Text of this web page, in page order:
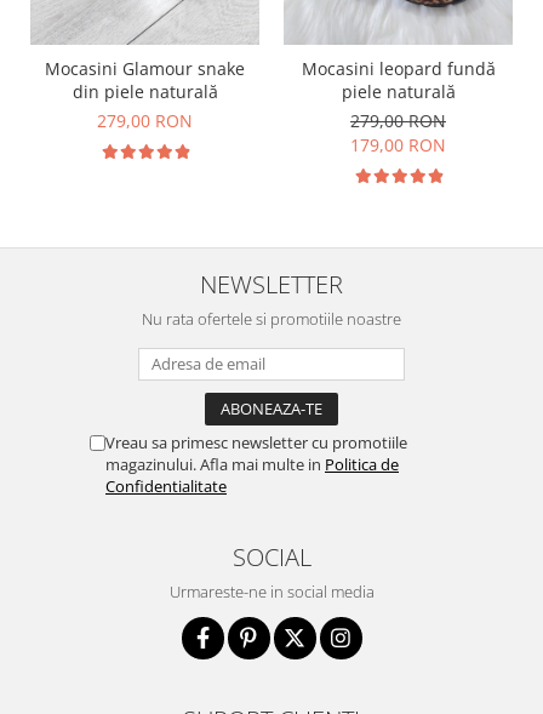
Mocasini Glamour snake
din piele naturală
279,00 RON
Mocasini leopard fundă
piele naturală
279,00 RON
179,00 RON
NEWSLETTER
Nu rata ofertele si promotiile noastre
Vreau sa primesc newsletter cu promotiile
magazinului. Afla mai multe in Politica de
Confidentialitate
SOCIAL
Urmareste-ne in social media